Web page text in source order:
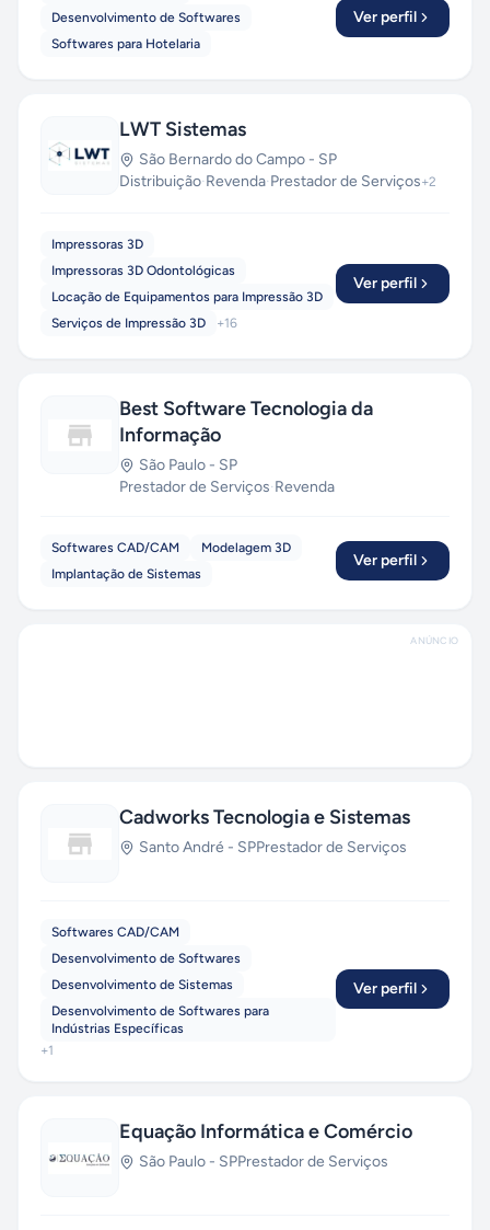
Desenvolvimento de Softwares
Softwares para Hotelaria
Ver perfil
LWT Sistemas
São Bernardo do Campo - SP
Distribuição·Revenda·Prestador de Serviços+2
Impressoras 3D
Impressoras 3D Odontológicas
Locação de Equipamentos para Impressão 3D
Serviços de Impressão 3D
+16
Ver perfil
Best Software Tecnologia da
Informação
São Paulo - SP
Prestador de Serviços·Revenda
Softwares CAD/CAM
Modelagem 3D
Implantação de Sistemas
Ver perfil
ANÚNCIO
Cadworks Tecnologia e Sistemas
Santo André - SPPrestador de Serviços
Softwares CAD/CAM
Desenvolvimento de Softwares
Desenvolvimento de Sistemas
Desenvolvimento de Softwares para
Indústrias Específicas
+1
Ver perfil
Equação Informática e Comércio
São Paulo - SPPrestador de Serviços